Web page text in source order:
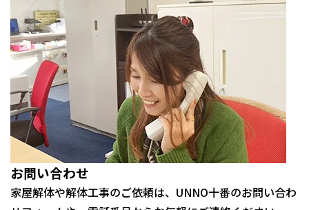
お問い合わせ
家屋解体や解体工事のご依頼は、UNNO十番のお問い合わ